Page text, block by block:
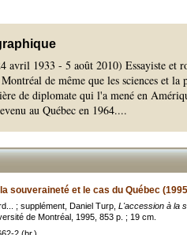
avril 1933 - 5 août 2010) Essayiste et
de même que les sciences et
de diplomate qui l'a mené en
au Québec en 1964....
souveraineté et le cas du Québec
; supplément, Daniel Turp, L'accession à la
de Montréal, 1995, 853 p. ; 19 cm.